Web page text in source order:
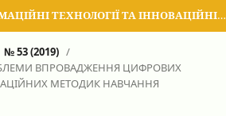
СУЧАСНІ ІНФОРМАЦІЙНІ ТЕХНОЛОГІЇ ТА ІННОВАЦІЙНІ МЕТОДИКИ НАВЧАННЯ В ПІДГОТОВЦІ ФАХІВЦІВ: МЕТОДОЛОГІЯ, ТЕОРІЯ, ДОСВІД, ПРОБЛЕМИ
№ 53 (2019) /
ВПРОВАДЖЕННЯ ЦИФРОВИХ
МЕТОДИК НАВЧАННЯ